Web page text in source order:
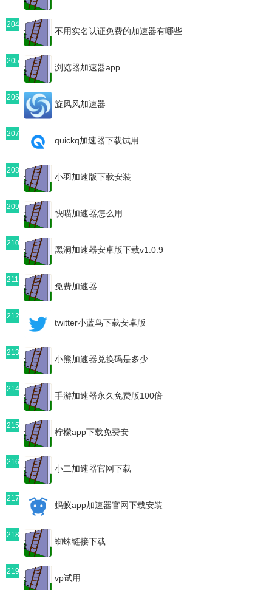
204
不用实名认证免费的加速器有哪些
205
浏览器加速器app
206
旋风风加速器
207
quickq加速器下载试用
208
小羽加速版下载安装
209
快喵加速器怎么用
210
黑洞加速器安卓版下载v1.0.9
211
免费加速器
212
twitter小蓝鸟下载安卓版
213
小熊加速器兑换码是多少
214
手游加速器永久免费版100倍
215
柠檬app下载免费安
216
小二加速器官网下载
217
蚂蚁app加速器官网下载安装
218
蜘蛛链接下载
219
vp试用